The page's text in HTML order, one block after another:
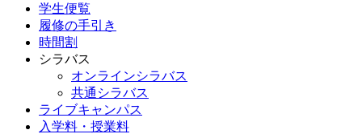
学生便覧
履修の手引き
時間割
シラバス
オンラインシラバス
共通シラバス
ライブキャンパス
入学料・授業料